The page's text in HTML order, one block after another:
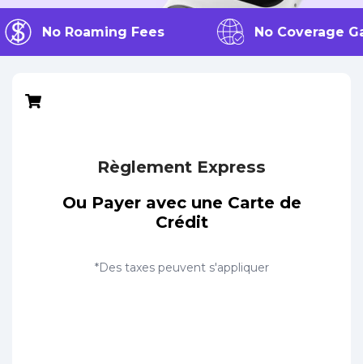
No Roaming Fees No Coverage
Règlement Express
Ou Payer avec une Carte de
Crédit
*Des taxes peuvent s'appliquer